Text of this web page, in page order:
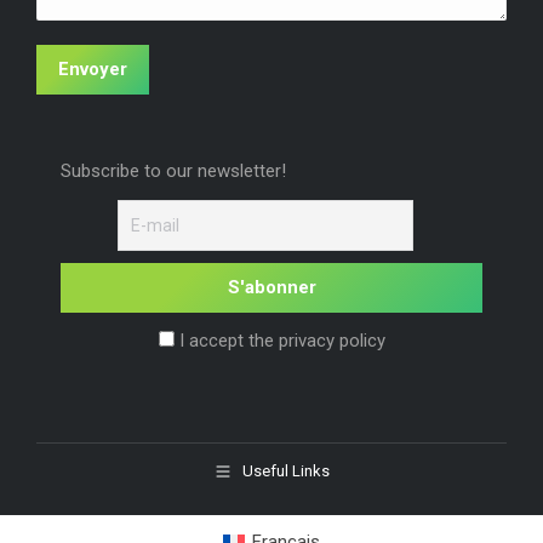
Envoyer
Subscribe to our newsletter!
I accept the privacy policy
Useful Links